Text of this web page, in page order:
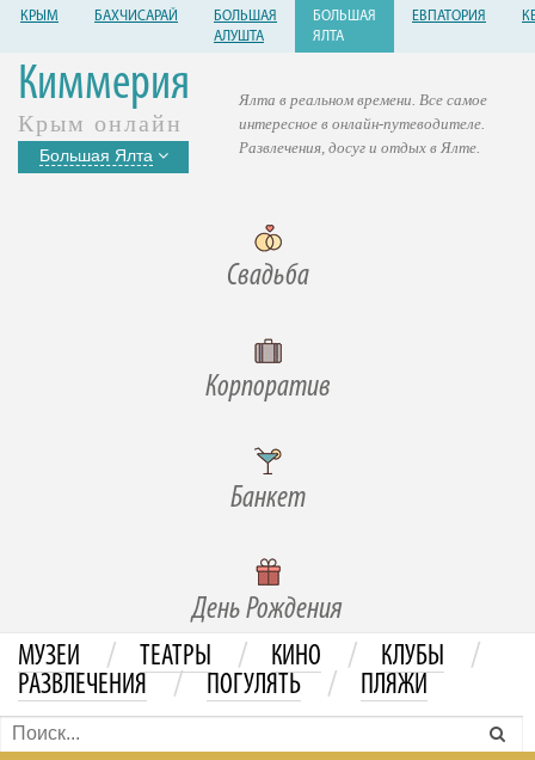
КРЫМ БАХЧИСАРАЙ
БОЛЬШАЯ
АЛУШТА
БОЛЬШАЯ
ЯЛТА
ЕВПАТОРИЯ
Киммерия
Крым онлайн
Большая Ялта
Свадьба
Корпоратив
Банкет
День Рождения
Ялта в реальном времени. Все самое
интересное в онлайн-путеводителе.
Развлечения, досуг и отдых в Ялте.
МУЗЕИ / ТЕАТРЫ / КИНО / КЛУБЫ /
РАЗВЛЕЧЕНИЯ / ПОГУЛЯТЬ / ПЛЯЖИ